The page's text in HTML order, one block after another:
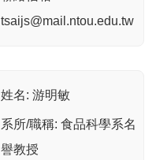
tsaijs@mail.ntou.edu.tw
姓名: 游明敏
系所/職稱: 食品科學系名
譽教授